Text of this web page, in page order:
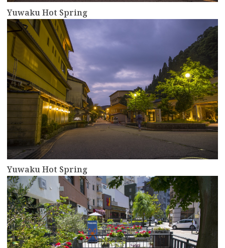
Yuwaku Hot Spring
Yuwaku Hot Spring
more
more